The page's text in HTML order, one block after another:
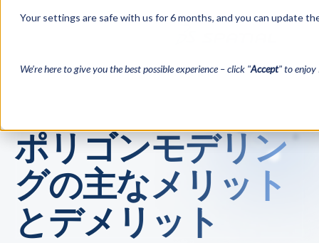
Your settings are safe with us for 6 months, and you can update
We’re here to give you the best possible experience – click "Accept" to
ポリゴンモデリン
グの主なメリット
とデメリット